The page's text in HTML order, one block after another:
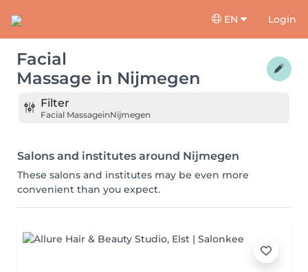
EN Login
Facial
Massage in Nijmegen
Filter
Facial MassageinNijmegen
Salons and institutes around Nijmegen
These salons and institutes may be even more
convenient than you expect.